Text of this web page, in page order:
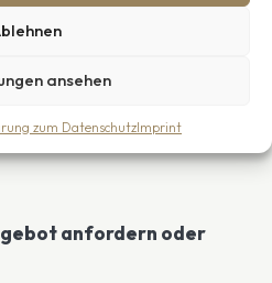
ansehen
zum DatenschutzImprint
Bäumen nicht? Möchten Sie,
einzurichten? Wir
in den gesamten
bei der Sache sind! Für die
anfordern oder